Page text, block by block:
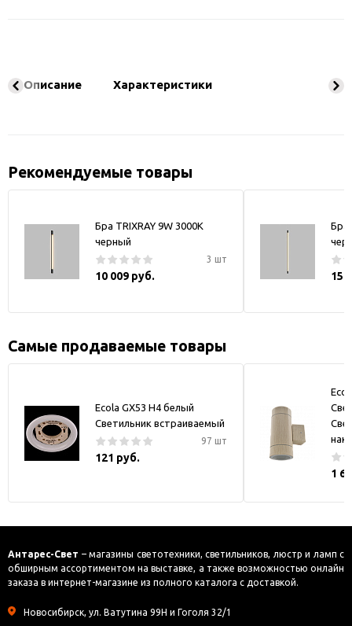
Описание Характеристики
Рекомендуемые товары
Бра TRIXRAY 9W 3000К
черный
3 шт
10 009 руб.
Бра
15
Самые продаваемые товары
Ecola GX53 H4 белый
Светильник встраиваемый
97 шт
121 руб.
1
Антарес-Свет – магазины светотехники, светильников, люстр и ламп с
обширным ассортиментом на выставке, а также возможностью онлайн
заказа в интернет-магазине из полного каталога с доставкой.
Новосибирск, ул. Ватутина 99Н и Гоголя 32/1